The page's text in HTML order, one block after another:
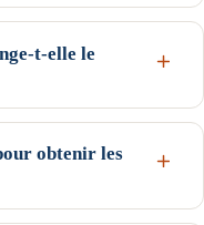
t-elle le
du 22 décembre
besoins de chauffage y
majorés — la prime CEE
obtenir les